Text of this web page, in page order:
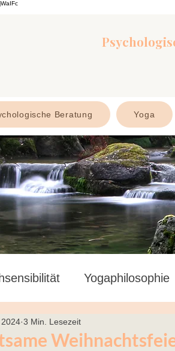
Beratung Yoga
Yogaphilosophie
Yoga für Schwangere
3 Min. Lesezeit